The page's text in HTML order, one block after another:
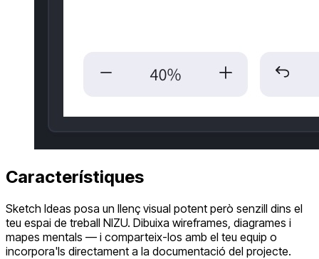
Característiques
Sketch Ideas posa un llenç visual potent però senzill dins el
teu espai de treball NIZU. Dibuixa wireframes, diagrames i
mapes mentals — i comparteix-los amb el teu equip o
incorpora'ls directament a la documentació del projecte.